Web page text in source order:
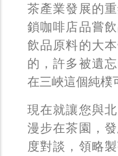
茶產業發展的
鎖咖啡店品嘗
飲品原料的大
的，許多被遺
在三峽這個純樸
現在就讓您與
漫步在茶園，
度對談，領略